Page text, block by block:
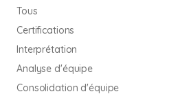
Tous
Certifications
Interprétation
Analyse d'équipe
Consolidation d'équipe